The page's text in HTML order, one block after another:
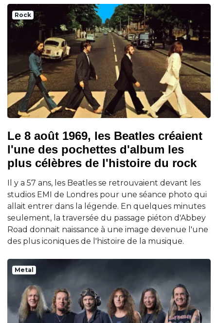
Rock
Le 8 août 1969, les Beatles créaient
l'une des pochettes d'album les
plus célèbres de l'histoire du rock
Il y a 57 ans, les Beatles se retrouvaient devant les
studios EMI de Londres pour une séance photo qui
allait entrer dans la légende. En quelques minutes
seulement, la traversée du passage piéton d'Abbey
Road donnait naissance à une image devenue l'une
des plus iconiques de l'histoire de la musique.
Metal